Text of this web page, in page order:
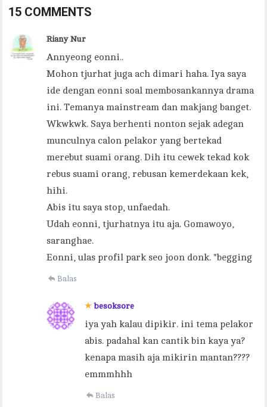
15 COMMENTS
Riany Nur
Annyeong eonni..
Mohon tjurhat juga ach dimari haha. Iya saya
ide dengan eonni soal membosankannya drama
ini. Temanya mainstream dan makjang banget.
Wkwkwk. Saya berhenti nonton sejak adegan
munculnya calon pelakor yang bertekad
merebut suami orang. Dih itu cewek tekad kok
rebus suami orang, rebusan kemerdekaan kek,
hihi.
Abis itu saya stop, unfaedah.
Udah eonni, tjurhatnya itu aja. Gomawoyo,
saranghae.
Eonni, ulas profil park seo joon donk. *begging
Balas
besoksore
iya yah kalau dipikir. ini tema pelakor
abis. padahal kan cantik bin kaya ya?
kenapa masih aja mikirin mantan????
emmmhhh
Balas